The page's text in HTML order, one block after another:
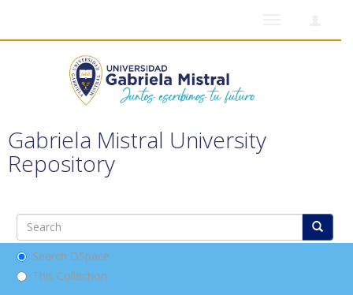
Gabriela Mistral University
Repository
Search DSpace
This Collection